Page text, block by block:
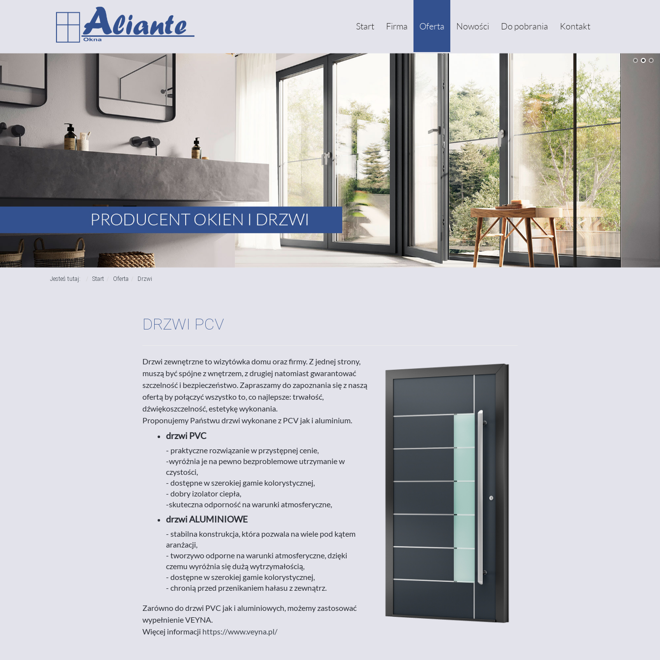
Start Firma Oferta Nowości Do pobrania Kontakt
Jesteś tutaj: Start Oferta Drzwi
DRZWI PCV
Drzwi zewnętrzne to wizytówka domu oraz firmy. Z jednej strony,
muszą być spójne z wnętrzem, z drugiej natomiast gwarantować
szczelność i bezpieczeństwo. Zapraszamy do zapoznania się z naszą
ofertą by połączyć wszystko to, co najlepsze: trwałość,
dźwiękoszczelność, estetykę wykonania.
Proponujemy Państwu drzwi wykonane z PCV jak i aluminium.
drzwi PVC
- praktyczne rozwiązanie w przystępnej cenie,
-wyróżnia je na pewno bezproblemowe utrzymanie w
czystości,
- dostępne w szerokiej gamie kolorystycznej,
- dobry izolator ciepła,
-skuteczna odporność na warunki atmosferyczne,
drzwi ALUMINIOWE
- stabilna konstrukcja, która pozwala na wiele pod kątem
aranżacji,
- tworzywo odporne na warunki atmosferyczne, dzięki
czemu wyróżnia się dużą wytrzymałością,
- dostępne w szerokiej gamie kolorystycznej,
- chronią przed przenikaniem hałasu z zewnątrz.
Zarówno do drzwi PVC jak i aluminiowych, możemy zastosować
wypełnienie VEYNA.
Więcej informacji https://www.veyna.pl/